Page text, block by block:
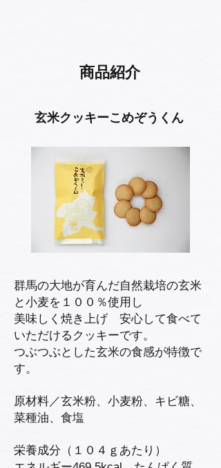
商品紹介
玄米クッキーこめぞうくん
群馬の大地が育んだ自然栽培の玄米
と小麦を１００％使用し
美味しく焼き上げ 安心して食べて
いただけるクッキーです。
つぶつぶとした玄米の食感が特徴で
す。
原材料／玄米粉、小麦粉、キビ糖、
菜種油、食塩
栄養成分（１０４ｇあたり）